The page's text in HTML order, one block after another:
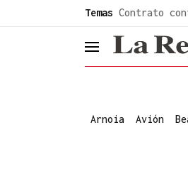
Temas Contrato
header.menu.open
Arnoia Avión